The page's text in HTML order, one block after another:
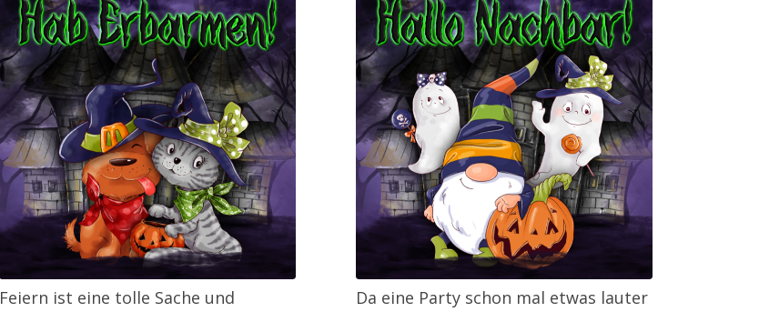
Feiern ist eine tolle Sache und
Da eine Party schon mal etwas lauter